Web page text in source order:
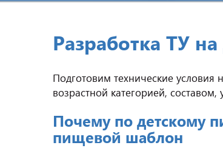
Разработка ТУ
Подготовим технические условия
возрастной категорией,
Почему по детскому
пищевой шаблон